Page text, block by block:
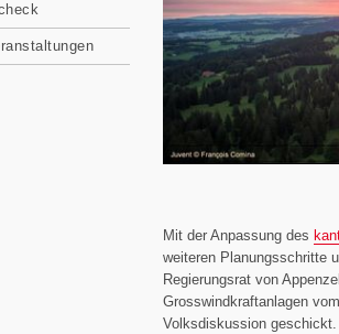
Mit der Anpassung des
weiteren Planungsschritte
Regierungsrat von
Grosswindkraftanlagen
Volksdiskussion geschickt.